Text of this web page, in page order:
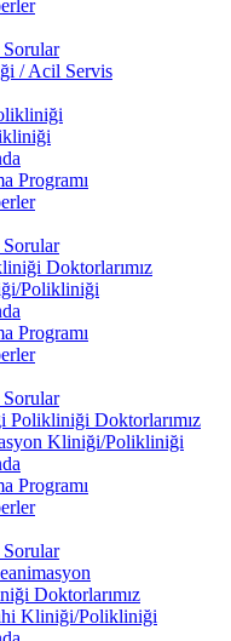
Sorular
/ Acil Servis
Programı
Sorular
Doktorlarımız
Polikliniği
Programı
Sorular
Doktorlarımız
Kliniği/Polikliniği
Programı
Sorular
Doktorlarımız
Kliniği/Polikliniği